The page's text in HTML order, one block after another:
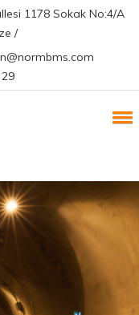
1178 Sokak No:4/A
/